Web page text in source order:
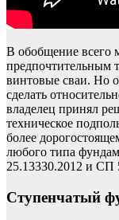
В обобщение всего
предпочтительным
винтовые сваи. Но
сделать
владелец принял
техническое
более
любого типа
25.13330.2012 и СП
Ступенчатый